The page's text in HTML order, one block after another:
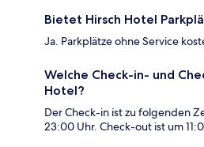
Bietet Hirsch Hotel
Ja. Parkplätze ohne Service
Welche Check-in- und
Hotel?
Der Check-in ist zu folgenden
23:00 Uhr. Check-out ist um